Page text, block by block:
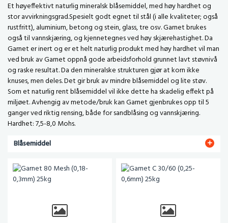
Et høyeffektivt naturlig mineralsk blåsemiddel, med høy hardhet og
stor avvirkningsgrad.Spesielt godt egnet til stål (i alle kvaliteter; også
rustfritt), aluminium, betong og stein, glass, tre osv. Garnet brukes
også til vannskjæring, og kjennetegnes ved høy skjærehastighet. Da
Garnet er inert og er et helt naturlig produkt med høy hardhet vil man
ved bruk av Garnet oppnå gode arbeidsforhold grunnet lavt støvnivå
og raske resultat. Da den mineralske strukturen gjør at korn ikke
knuses, men deles. Det gir bruk av mindre blåsemiddel og lite støv.
Som et naturlig rent blåsemiddel vil ikke dette ha skadelig effekt på
miljøet. Avhengig av metode/bruk kan Garnet gjenbrukes opp til 5
ganger ved riktig rensing, både for sandblåsing og vannskjæring.
Hardhet: 7,5-8,0 Mohs.
Blåsemiddel